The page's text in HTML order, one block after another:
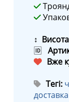
↕
🆔
Вже
Тегі: